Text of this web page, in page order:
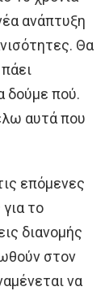
ανάπτυξη
Θα
δούμε πού.
αυτά που
επόμενες
το
διανομής
στον
να